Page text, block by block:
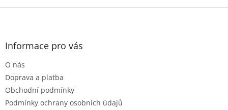
Z
Informace pro vás
O nás
Doprava a platba
Obchodní podmínky
Podmínky ochrany osobních údajů